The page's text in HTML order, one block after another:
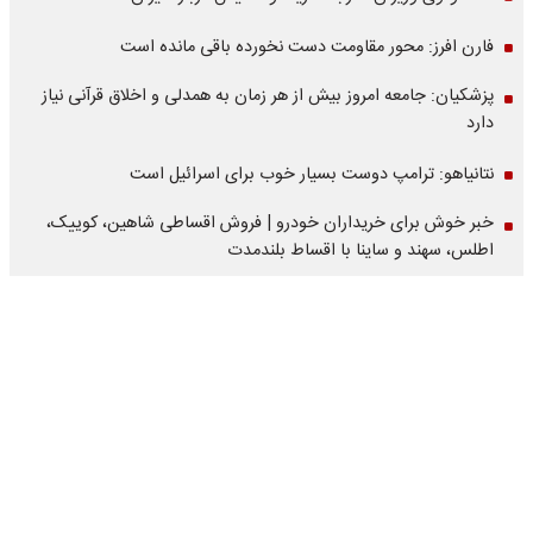
فارن افرز: محور مقاومت دست نخورده باقی مانده است
پزشکیان: جامعه امروز بیش از هر زمان به همدلی و اخلاق قرآنی نیاز
دارد
نتانیاهو: ترامپ دوست بسیار خوب برای اسرائیل است
خبر خوش برای خریداران خودرو | فروش اقساطی شاهین، کوییک،
اطلس، سهند و ساینا با اقساط بلندمدت